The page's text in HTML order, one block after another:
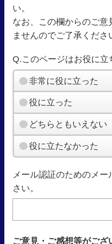
い。
なお、この欄からのご意
ませんのでご了承くださ
Q.このページはお役に立
非常に役に立った
役に立った
どちらともいえない
役に立たなかった
メール認証のためのメ
さい。
ご意見・ご感想等がござ